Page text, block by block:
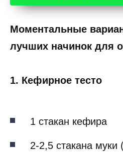
Моментальные
лучших начинок для
1. Кефирное тесто
1 стакан кефира
2-2,5 стакана муки